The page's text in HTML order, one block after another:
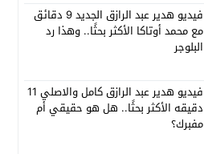
فيديو هدير عبد الرازق الجديد 9 دقائق
مع محمد أوتاكا الأكثر بحثًا.. وهذا رد
البلوجر
فيديو هدير عبد الرازق كامل والاصلي 11
دقيقه الأكثر بحثًا.. هل هو حقيقي أم
مفبرك؟